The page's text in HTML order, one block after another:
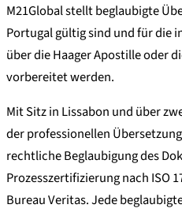
M21Global stellt beglaubigte
Portugal gültig sind und für die
über die Haager Apostille oder
vorbereitet werden.
Mit Sitz in Lissabon und über
der professionellen
rechtliche Beglaubigung des
Prozesszertifizierung nach ISO
Bureau Veritas. Jede